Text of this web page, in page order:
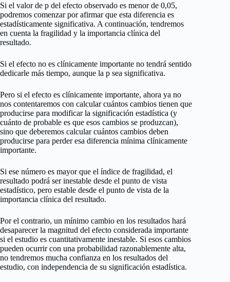
Si el valor de p del efecto observado es menor de 0,05,
podremos comenzar por afirmar que esta diferencia es
estadísticamente significativa. A continuación, tendremos
en cuenta la fragilidad y la importancia clínica del
resultado.
Si el efecto no es clínicamente importante no tendrá sentido
dedicarle más tiempo, aunque la p sea significativa.
Pero si el efecto es clínicamente importante, ahora ya no
nos contentaremos con calcular cuántos cambios tienen que
producirse para modificar la significación estadística (y
cuánto de probable es que esos cambios se produzcan),
sino que deberemos calcular cuántos cambios deben
producirse para perder esa diferencia mínima clínicamente
importante.
Si ese número es mayor que el índice de fragilidad, el
resultado podrá ser inestable desde el punto de vista
estadístico, pero estable desde el punto de vista de la
importancia clínica del resultado.
Por el contrario, un mínimo cambio en los resultados hará
desaparecer la magnitud del efecto considerada importante
si el estudio es cuantitativamente inestable. Si esos cambios
pueden ocurrir con una probabilidad razonablemente alta,
no tendremos mucha confianza en los resultados del
estudio, con independencia de su significación estadística.